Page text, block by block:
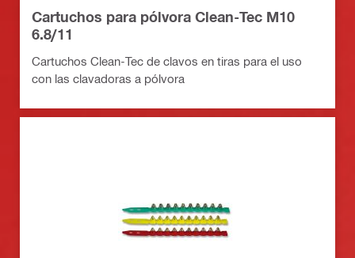
Cartuchos para pólvora Clean-Tec M10
6.8/11
Cartuchos Clean-Tec de clavos en tiras para el uso
con las clavadoras a pólvora